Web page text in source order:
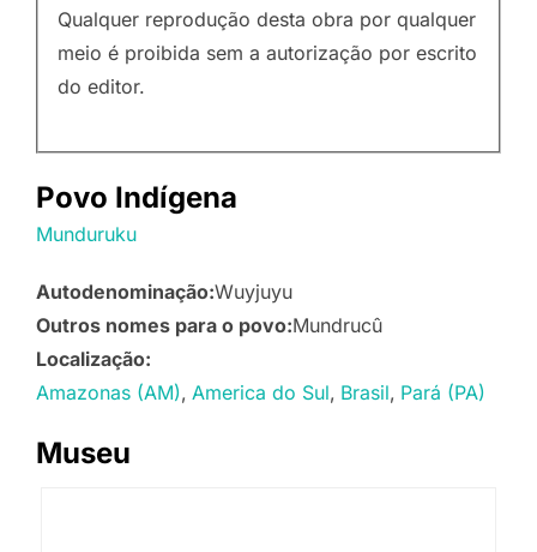
Qualquer reprodução desta obra por qualquer
meio é proibida sem a autorização por escrito
do editor.
Povo Indígena
Munduruku
Autodenominação:Wuyjuyu
Outros nomes para o povo:Mundrucû
Localização:
Amazonas (AM) America do Sul Brasil Pará (PA)
Museu